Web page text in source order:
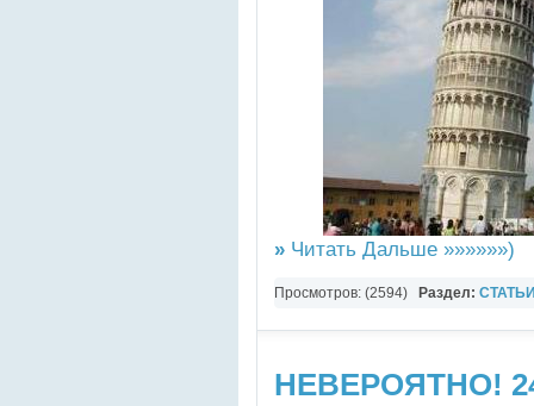
» Читать Дальше »»»»»»)
Просмотров: (2594) Раздел:
НЕВЕРОЯТНО!